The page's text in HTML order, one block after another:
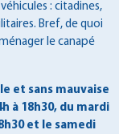
: citadines,
Bref, de quoi
le canapé
et sans mauvaise
à 18h30, du mardi
et le samedi